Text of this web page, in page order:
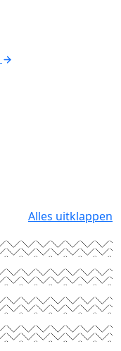
Alles uitklappen